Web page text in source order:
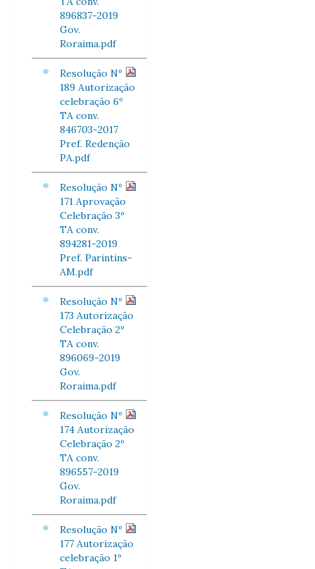
896837-2019
Gov.
Roraima.pdf
Resolução Nº
189 Autorização
celebração 6º
TA conv.
846703-2017
Pref. Redenção
PA.pdf
Resolução Nº
171 Aprovação
Celebração 3º
TA conv.
894281-2019
Pref. Parintins-
AM.pdf
Resolução Nº
173 Autorização
Celebração 2º
TA conv.
896069-2019
Gov.
Roraima.pdf
Resolução Nº
174 Autorização
Celebração 2º
TA conv.
896557-2019
Gov.
Roraima.pdf
Resolução Nº
177 Autorização
celebração 1º